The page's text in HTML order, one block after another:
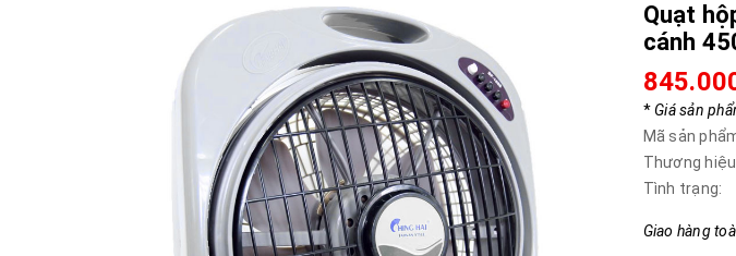
Quạt
cánh
*Giá sản
Mã sản
Thương
Tình trạng:
Giao hàng